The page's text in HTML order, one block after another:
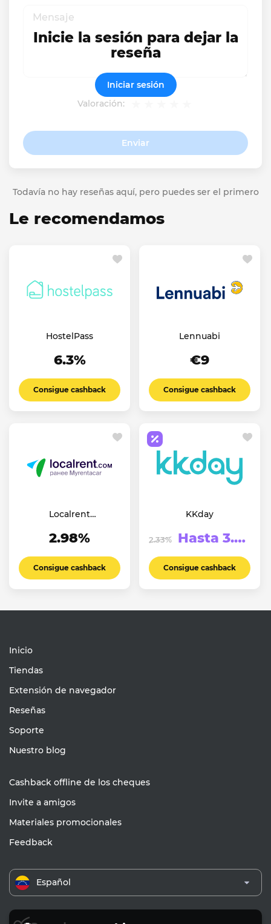
Valoración:
Enviar
Inicie la sesión para dejar la
reseña
Iniciar sesión
Todavía no hay reseñas aquí, pero puedes ser el primero
Le recomendamos
HostelPass
6.3%
Consigue cashback
Lennuabi
€9
Consigue cashback
Localrent
2.98%
Consigue cashback
KKday
2.33% Hasta 3.5%
Consigue cashback
Inicio
Tiendas
Extensión de navegador
Reseñas
Soporte
Nuestro blog
Cashback offline de los cheques
Invite a amigos
Materiales promocionales
Feedback
Español